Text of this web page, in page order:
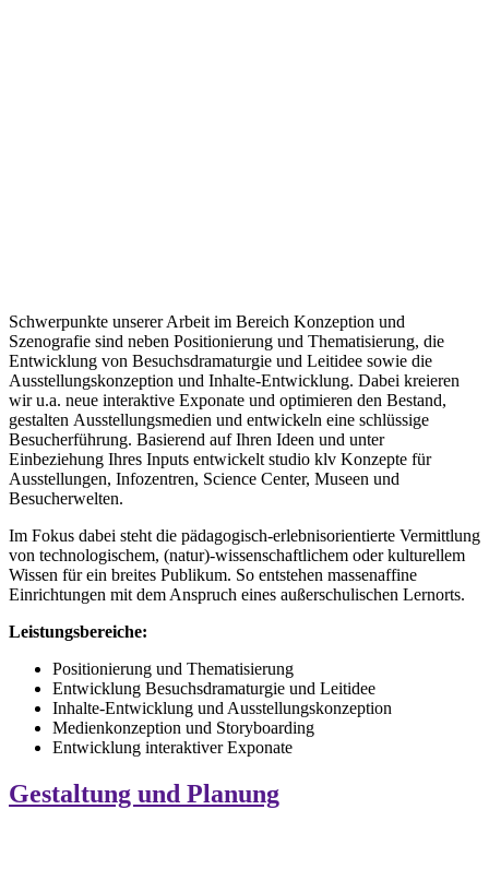
Schwerpunkte unserer Arbeit im Bereich Konzeption und
Szenografie sind neben Positionierung und Thematisierung, die
Entwicklung von Besuchsdramaturgie und Leitidee sowie die
Ausstellungskonzeption und Inhalte-Entwicklung. Dabei kreieren
wir u.a. neue interaktive Exponate und optimieren den Bestand,
gestalten Ausstellungsmedien und entwickeln eine schlüssige
Besucherführung. Basierend auf Ihren Ideen und unter
Einbeziehung Ihres Inputs entwickelt studio klv Konzepte für
Ausstellungen, Infozentren, Science Center, Museen und
Besucherwelten.
Im Fokus dabei steht die pädagogisch-erlebnisorientierte Vermittlung
von technologischem, (natur)-wissenschaftlichem oder kulturellem
Wissen für ein breites Publikum. So entstehen massenaffine
Einrichtungen mit dem Anspruch eines außerschulischen Lernorts.
Leistungsbereiche:
Positionierung und Thematisierung
Entwicklung Besuchsdramaturgie und Leitidee
Inhalte-Entwicklung und Ausstellungskonzeption
Medienkonzeption und Storyboarding
Entwicklung interaktiver Exponate
Gestaltung und Planung